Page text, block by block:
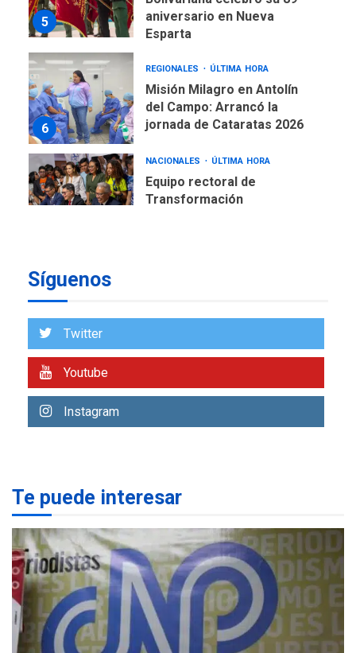
6
jornada de Cataratas 2026
7
Equipo rectoral de
Transformación
Universitaria cambió
historia electoral de la ULA
ÚLTIMA HORA
CNP plantea incluir Libertad
de Expresión en agenda de
tras terremotos del 24J
Evacúan aldeas en
4
GUERRA EN EL MUNDO
EEUU confía acuerdo «muy
pronto» sobre Ormuz
REGIONALES
TITULARES
ÚLTIMA HORA
Guardia Nacional
Bolivariana celebró su 89°
Síguenos
Twitter
Youtube
Instagram
Te puede interesar